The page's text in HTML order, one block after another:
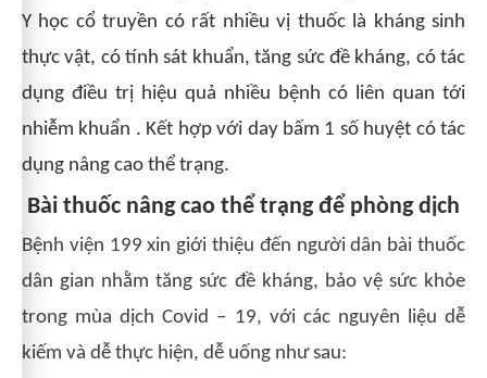
Y học cổ truyền có rất nhiều vị thuốc là kháng sinh
thực vật, có tính sát khuẩn, tăng sức đề kháng, có tác
dụng điều trị hiệu quả nhiều bệnh có liên quan tới
nhiễm khuẩn . Kết hợp với day bấm 1 số huyệt có tác
dụng nâng cao thể trạng.
Bài thuốc nâng cao thể trạng để phòng dịch
Bệnh viện 199 xin giới thiệu đến người dân bài thuốc
dân gian nhằm tăng sức đề kháng, bảo vệ sức khỏe
trong mùa dịch Covid – 19, với các nguyên liệu dễ
kiếm và dễ thực hiện, dễ uống như sau: